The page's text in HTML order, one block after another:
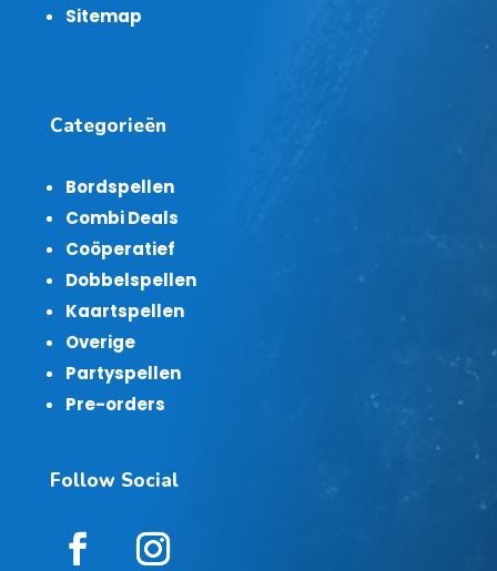
Sitemap
Categorieën
Bordspellen
Combi Deals
Coöperatief
Dobbelspellen
Kaartspellen
Overige
Partyspellen
Pre-orders
Follow Social